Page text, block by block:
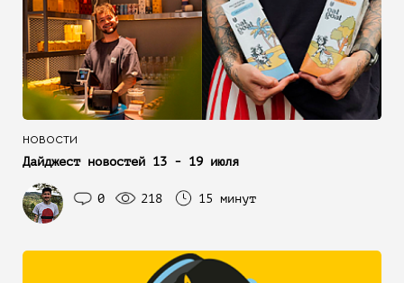
НОВОСТИ
Дайджест новостей 13 - 19 июля
0 218 15 минут